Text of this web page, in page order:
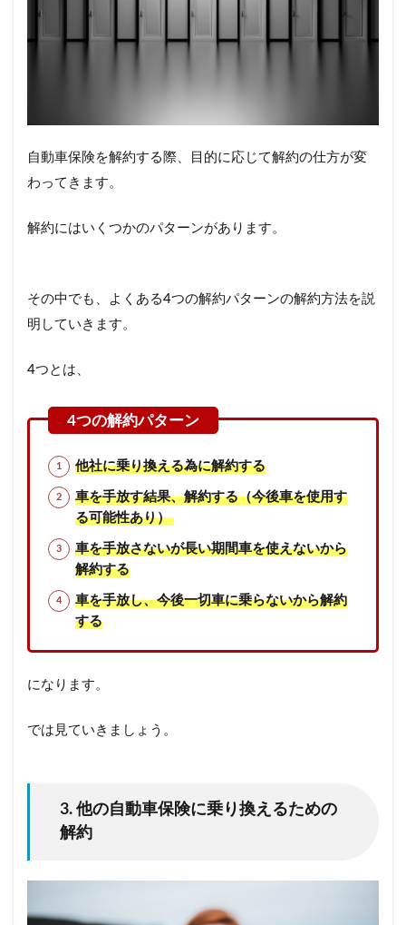
自動車保険を解約する際、目的に応じて解約の仕方が変
わってきます。
解約にはいくつかのパターンがあります。
その中でも、よくある4つの解約パターンの解約方法を説
明していきます。
4つとは、
他社に乗り換える為に解約する
車を手放す結果、解約する（今後車を使用す
る可能性あり）
車を手放さないが長い期間車を使えないから
解約する
車を手放し、今後一切車に乗らないから解約
する
になります。
では見ていきましょう。
3. 他の自動車保険に乗り換えるための
解約